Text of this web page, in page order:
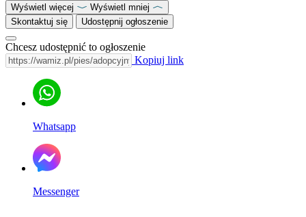
Wyświetl więcej
Wyświetl mniej
Skontaktuj się
Udostępnij ogłoszenie
Chcesz udostępnić to ogłoszenie
Kopiuj link
Whatsapp
Messenger